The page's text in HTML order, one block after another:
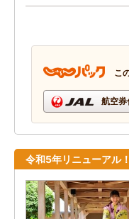
こ
航空
令和5年リニューアル